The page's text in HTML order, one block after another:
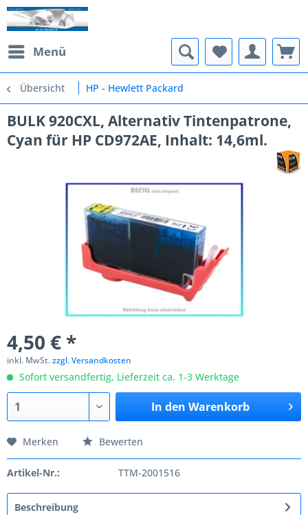
Menü
Übersicht HP - Hewlett Packard
BULK 920CXL, Alternativ Tintenpatrone,
Cyan für HP CD972AE, Inhalt: 14,6ml.
4,50 € *
inkl. MwSt.zzgl. Versandkosten
Sofort versandfertig, Lieferzeit ca. 1-3 Werktage
In den Warenkorb
Merken Bewerten
Artikel-Nr.: TTM-2001516
Beschreibung